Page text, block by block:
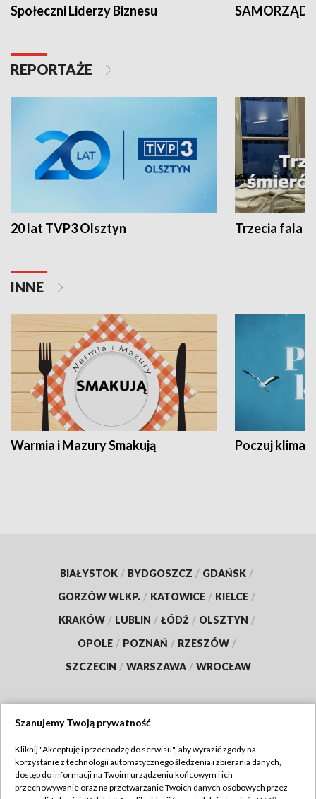
Społeczni Liderzy Biznesu SAMORZĄD
REPORTAŻE
20 lat TVP3 Olsztyn Trzecia fala -
INNE
Warmia i Mazury Smakują Poczuj klimat
BIAŁYSTOK / BYDGOSZCZ / GDAŃSK /
GORZÓW WLKP. / KATOWICE / KIELCE /
KRAKÓW / LUBLIN / ŁÓDŹ / OLSZTYN /
OPOLE / POZNAŃ / RZESZÓW /
SZCZECIN / WARSZAWA / WROCŁAW
TVP
Abonament TVP
Regulamin TVP
Szanujemy Twoją prywatność
Kliknij "Akceptuję i przechodzę do serwisu", aby wyrazić zgody na
korzystanie z technologii automatycznego śledzenia i zbierania danych,
dostęp do informacji na Twoim urządzeniu końcowym i ich
przechowywanie oraz na przetwarzanie Twoich danych osobowych przez